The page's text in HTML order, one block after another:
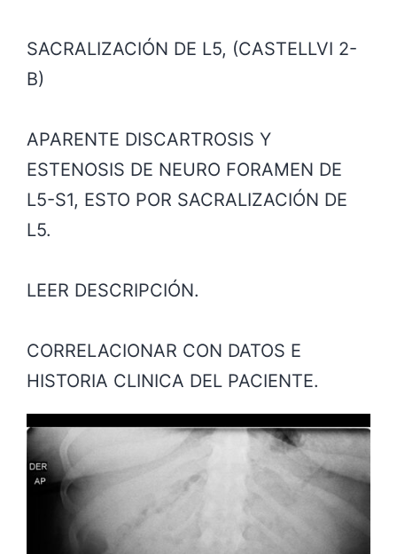
SACRALIZACIÓN DE L5, (CASTELLVI 2-
B)
APARENTE DISCARTROSIS Y
ESTENOSIS DE NEURO FORAMEN DE
L5-S1, ESTO POR SACRALIZACIÓN DE
L5.
LEER DESCRIPCIÓN.
CORRELACIONAR CON DATOS E
HISTORIA CLINICA DEL PACIENTE.